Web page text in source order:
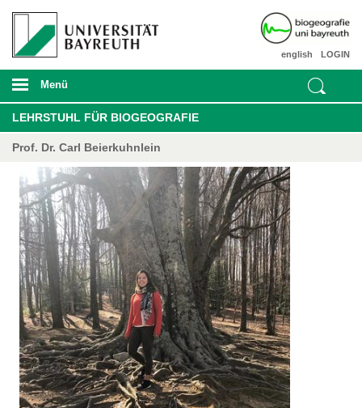
LOGIN
english
Menü
LEHRSTUHL FÜR BIOGEOGRAFIE
Prof. Dr. Carl Beierkuhnlein